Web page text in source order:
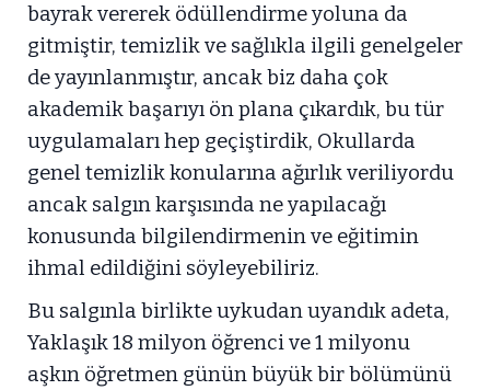
bayrak vererek ödüllendirme yoluna da
gitmiştir, temizlik ve sağlıkla ilgili genelgeler
de yayınlanmıştır, ancak biz daha çok
akademik başarıyı ön plana çıkardık, bu tür
uygulamaları hep geçiştirdik, Okullarda
genel temizlik konularına ağırlık veriliyordu
ancak salgın karşısında ne yapılacağı
konusunda bilgilendirmenin ve eğitimin
ihmal edildiğini söyleyebiliriz.
Bu salgınla birlikte uykudan uyandık adeta,
Yaklaşık 18 milyon öğrenci ve 1 milyonu
aşkın öğretmen günün büyük bir bölümünü